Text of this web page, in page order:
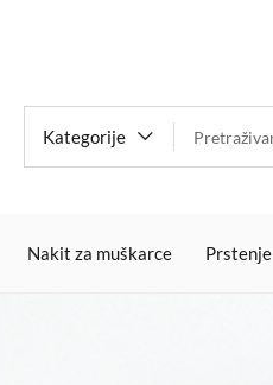
Kategorije
Nakit za muškarce Prstenje